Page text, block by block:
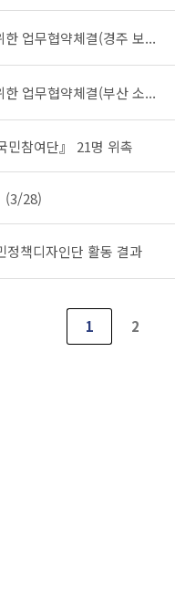
한 업무협약체결(경주 보...
한 업무협약체결(부산 소...
민참여단』 21명 위촉
(3/28)
정책디자인단 활동 결과
1 2